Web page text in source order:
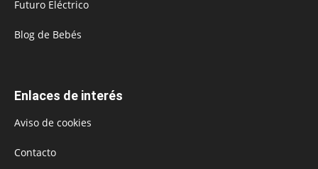
Futuro Eléctrico
Blog de Bebés
Enlaces de interés
Aviso de cookies
Contacto